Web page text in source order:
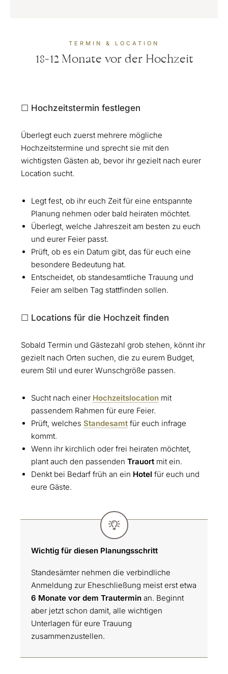
TERMIN & LOCATION
18-12 Monate vor der Hochzeit
☐ Hochzeitstermin festlegen
Überlegt euch zuerst mehrere mögliche
Hochzeitstermine und sprecht sie mit den
wichtigsten Gästen ab, bevor ihr gezielt nach eurer
Location sucht.
Legt fest, ob ihr euch Zeit für eine entspannte
Planung nehmen oder bald heiraten möchtet.
Überlegt, welche Jahreszeit am besten zu euch
und eurer Feier passt.
Prüft, ob es ein Datum gibt, das für euch eine
besondere Bedeutung hat.
Entscheidet, ob standesamtliche Trauung und
Feier am selben Tag stattfinden sollen.
☐ Locations für die Hochzeit finden
Sobald Termin und Gästezahl grob stehen, könnt ihr
gezielt nach Orten suchen, die zu eurem Budget,
eurem Stil und eurer Wunschgröße passen.
Sucht nach einer Hochzeitslocation mit
passendem Rahmen für eure Feier.
Prüft, welches Standesamt für euch infrage
kommt.
Wenn ihr kirchlich oder frei heiraten möchtet,
plant auch den passenden Trauort mit ein.
Denkt bei Bedarf früh an ein Hotel für euch und
eure Gäste.
Wichtig für diesen Planungsschritt
Standesämter nehmen die verbindliche
Anmeldung zur Eheschließung meist erst etwa
6 Monate vor dem Trautermin an. Beginnt
aber jetzt schon damit, alle wichtigen
Unterlagen für eure Trauung
zusammenzustellen.